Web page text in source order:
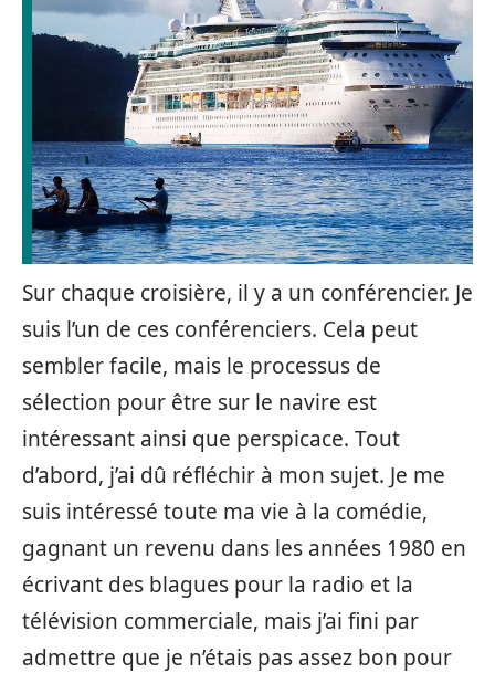
Sur chaque croisière, il y a un conférencier. Je
suis l’un de ces conférenciers. Cela peut
sembler facile, mais le processus de
sélection pour être sur le navire est
intéressant ainsi que perspicace. Tout
d’abord, j’ai dû réfléchir à mon sujet. Je me
suis intéressé toute ma vie à la comédie,
gagnant un revenu dans les années 1980 en
écrivant des blagues pour la radio et la
télévision commerciale, mais j’ai fini par
admettre que je n’étais pas assez bon pour